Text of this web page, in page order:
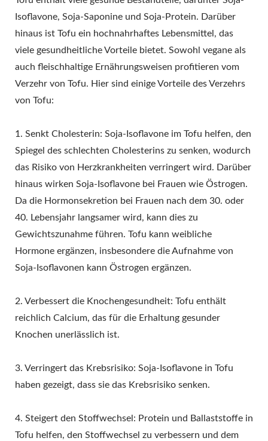
Isoflavone, Soja-Saponine und Soja-Protein. Darüber
hinaus ist Tofu ein hochnahrhaftes Lebensmittel, das
viele gesundheitliche Vorteile bietet. Sowohl vegane als
auch fleischhaltige Ernährungsweisen profitieren vom
Verzehr von Tofu. Hier sind einige Vorteile des Verzehrs
von Tofu:
1. Senkt Cholesterin: Soja-Isoflavone im Tofu helfen, den
Spiegel des schlechten Cholesterins zu senken, wodurch
das Risiko von Herzkrankheiten verringert wird. Darüber
hinaus wirken Soja-Isoflavone bei Frauen wie Östrogen.
Da die Hormonsekretion bei Frauen nach dem 30. oder
40. Lebensjahr langsamer wird, kann dies zu
Gewichtszunahme führen. Tofu kann weibliche
Hormone ergänzen, insbesondere die Aufnahme von
Soja-Isoflavonen kann Östrogen ergänzen.
2. Verbessert die Knochengesundheit: Tofu enthält
reichlich Calcium, das für die Erhaltung gesunder
Knochen unerlässlich ist.
3. Verringert das Krebsrisiko: Soja-Isoflavone in Tofu
haben gezeigt, dass sie das Krebsrisiko senken.
4. Steigert den Stoffwechsel: Protein und Ballaststoffe in
Tofu helfen, den Stoffwechsel zu verbessern und dem